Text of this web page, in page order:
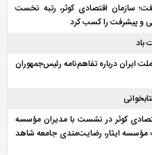
سازمان اقتصادی کوثر، رتبه نخست
و پیشرفت را کسب کرد
باد
ایران درباره تفاهم‌نامه رئیس‌جمهوران
کوثر در نشست با مدیران مؤسسه
مؤسسه ایثار، رضایت‌مندی جامعه شاهد